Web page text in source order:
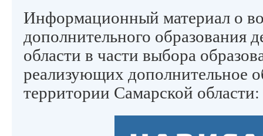
Информационный материал о
дополнительного образования
области в части выбора
реализующих дополнительное
территории Самарской области: